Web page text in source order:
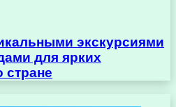
экскурсиями
для ярких
стране